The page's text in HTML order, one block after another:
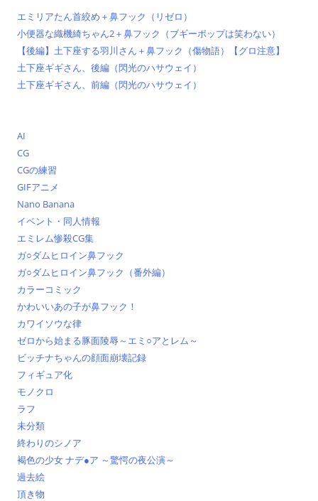
エミリアたん首絞め＋鼻フック（リゼロ）
小便器な織機綺ちゃん2＋鼻フック（ブギーポップは笑わない）
【後編】土下座する羽川さん＋鼻フック（傷物語）【グロ注意】
土下座ギギさん、後編（閃光のハサウェイ）
土下座ギギさん、前編（閃光のハサウェイ）
AI
CG
CGの練習
GIFアニメ
Nano Banana
イベント・同人情報
エミレム惨殺CG集
ガ○ダムヒロイン鼻フック
ガ○ダムヒロイン鼻フック（番外編）
カラーコミック
かわいいあの子が鼻フック！
カワイソウな律
ゼロから始まる豚面陵辱～エミ○アとレム～
ビッチナちゃんの顔面崩壊記録
フィギュア化
モノクロ
ラフ
未分類
終わりのシノア
褐色の少女 ナデ●ア ～驚愕の夜公演～
過去絵
頂き物